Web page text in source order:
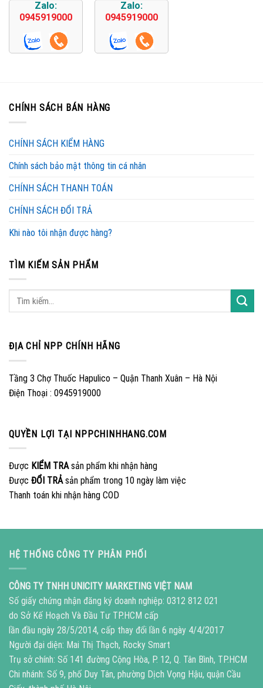
Zalo:
0945919000
Zalo:
0945919000
CHÍNH SÁCH BÁN HÀNG
CHÍNH SÁCH KIỂM HÀNG
Chính sách bảo mật thông tin cá nhân
CHÍNH SÁCH THANH TOÁN
CHÍNH SÁCH ĐỔI TRẢ
Khi nào tôi nhận được hàng?
TÌM KIẾM SẢN PHẨM
ĐỊA CHỈ NPP CHÍNH HÃNG
Tầng 3 Chợ Thuốc Hapulico – Quận Thanh Xuân – Hà Nội
Điện Thoại : 0945919000
QUYỀN LỢI TẠI NPPCHINHHANG.COM
Được KIỂM TRAsản phẩm khi nhận hàng
Được ĐỔI TRẢsản phẩm trong 10 ngày làm việc
Thanh toán khi nhận hàng COD
HỆ THỐNG CÔNG TY PHÂN PHỐI
CÔNG TY TNHH UNICITY MARKETING VIỆT NAM
Số giấy chứng nhận đăng ký doanh nghiệp: 0312 812 021
do Sở Kế Hoạch Và Đầu Tư TP.HCM cấp
lần đầu ngày 28/5/2014, cấp thay đổi lần 6 ngày 4/4/2017
Người đại diện: Mai Thị Thạch, Rocky Smart
Trụ sở chính: Số 141 đường Cộng Hòa, P. 12, Q. Tân Bình, TP.HCM
Chi nhánh: Số 9, phố Duy Tân, phường Dịch Vọng Hậu, quận Cầu